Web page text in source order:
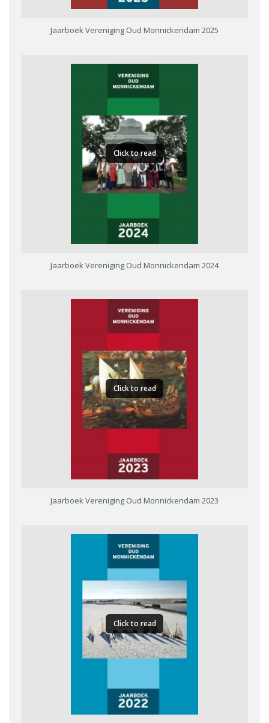
Jaarboek Vereniging Oud Monnickendam 2025
Click to read
Jaarboek Vereniging Oud Monnickendam 2024
Click to read
Jaarboek Vereniging Oud Monnickendam 2023
Click to read